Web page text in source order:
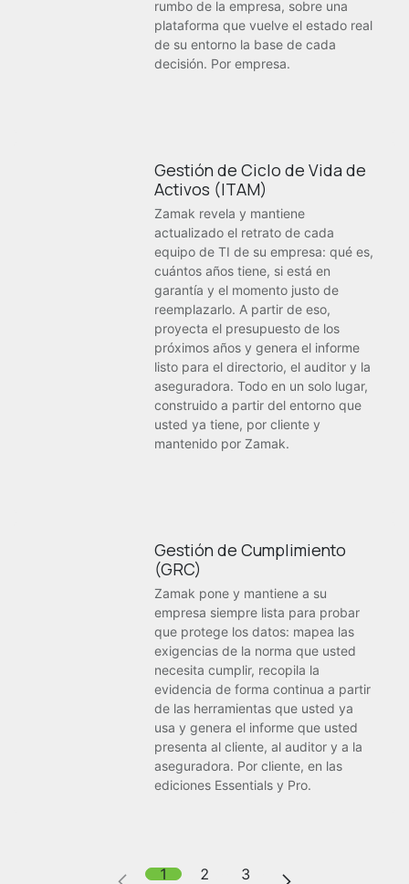
rumbo de la empresa, sobre una
plataforma que vuelve el estado real
de su entorno la base de cada
decisión. Por empresa.
Gestión de Ciclo de Vida de
Activos (ITAM)
Zamak revela y mantiene
actualizado el retrato de cada
equipo de TI de su empresa: qué es,
cuántos años tiene, si está en
garantía y el momento justo de
reemplazarlo. A partir de eso,
proyecta el presupuesto de los
próximos años y genera el informe
listo para el directorio, el auditor y la
aseguradora. Todo en un solo lugar,
construido a partir del entorno que
usted ya tiene, por cliente y
mantenido por Zamak.
Gestión de Cumplimiento
(GRC)
Zamak pone y mantiene a su
empresa siempre lista para probar
que protege los datos: mapea las
exigencias de la norma que usted
necesita cumplir, recopila la
evidencia de forma continua a partir
de las herramientas que usted ya
usa y genera el informe que usted
presenta al cliente, al auditor y a la
aseguradora. Por cliente, en las
ediciones Essentials y Pro.
1 2 3